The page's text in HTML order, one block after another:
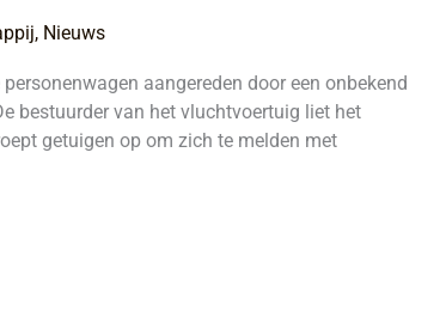
, Nieuws
aangereden door een onbekend
bestuurder van het vluchtvoertuig liet het
getuigen op om zich te melden met